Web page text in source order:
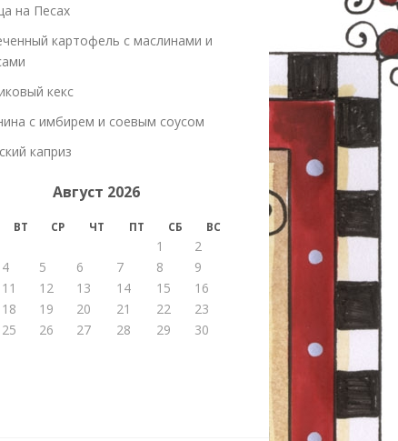
на Песах
картофель с маслинами и
кекс
с имбирем и соевым соусом
каприз
Август 2026
ВТ СР ЧТ ПТ СБ ВС
1
2
4 5 6 7 8
9
11 12 13 14 15
16
18 19 20 21 22
23
25 26 27 28 29
30